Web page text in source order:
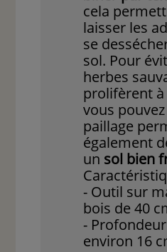
cela
laisser les
se
sol. Pour
herbes
prolifèrent à
vous pouvez
paillage
également
un sol bien
- Outil sur
bois de 40
-
environ 16